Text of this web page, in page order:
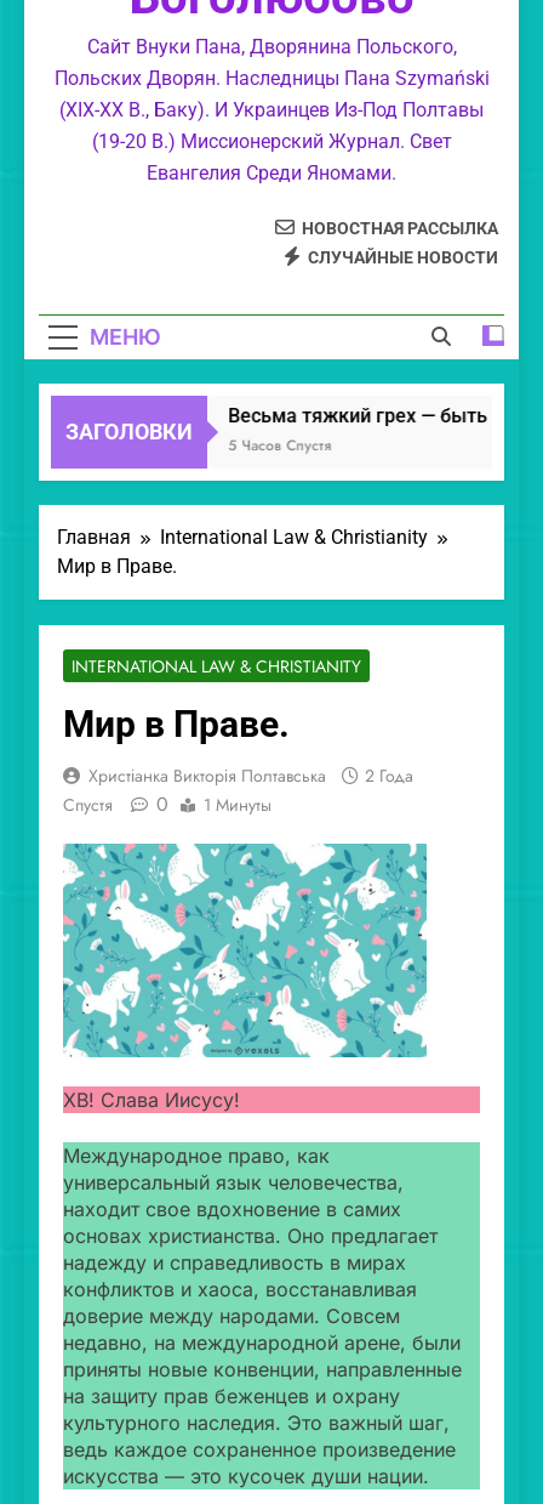
украшенный»
Христианский сказ. «Господь Иисусе
Христе Боже — Манна Небесная.»
Леонид. Разоблачение лукавых бесов.
О лжевидениях. И различении духов.
Сайт Внуки Пана, Дворянина Польского,
Польских Дворян. Наследницы Пана Szymański
(XIX-XX В., Баку). И Украинцев Из-Под Полтавы
(19-20 В.) Миссионерский Журнал. Свет
Евангелия Среди Яномами.
НОВОСТНАЯ РАССЫЛКА
СЛУЧАЙНЫЕ НОВОСТИ
МЕНЮ
ЗАГОЛОВКИ
Весьма тяжкий грех — быть как
5 Часов Спустя
Главная
International Law & Christianity
Мир в Праве.
INTERNATIONAL LAW & CHRISTIANITY
Мир в Праве.
Христіанка Викторія Полтавська
2 Года
Спустя
0 1 Минуты
ХВ! Слава Иисусу!
Международное право, как
универсальный язык человечества,
находит свое вдохновение в самих
основах христианства. Оно предлагает
надежду и справедливость в мирах
конфликтов и хаоса, восстанавливая
доверие между народами. Совсем
недавно, на международной арене, были
приняты новые конвенции, направленные
на защиту прав беженцев и охрану
культурного наследия. Это важный шаг,
ведь каждое сохраненное произведение
искусства — это кусочек души нации.